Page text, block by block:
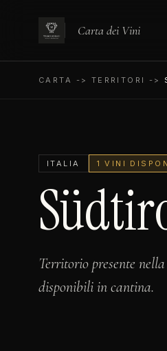
Carta dei Vini
CARTA -> TERRITORI ->
ITALIA 1 VINI
Territorio presente
disponibili in cantina.